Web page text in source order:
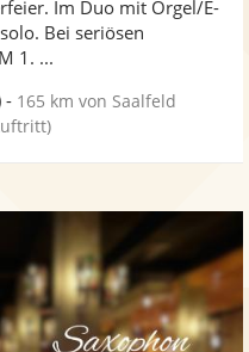
Fotos
5
Im Duo mit Orgel/E-
Bei seriösen
1. ...
- 165 km von Saalfeld